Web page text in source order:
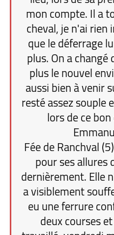
mon compte. Il a
cheval, je n'ai
que le déferrage
plus. On a
plus le nouvel
aussi bien à venir
resté assez
lors de ce
Fée de Ranchval
pour ses allures
dernièrement. Elle
a visiblement
eu une ferrure
deux courses